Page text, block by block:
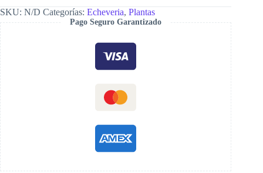
SKU: N/D Categorías: Echeveria, Plantas
Pago Seguro Garantizado